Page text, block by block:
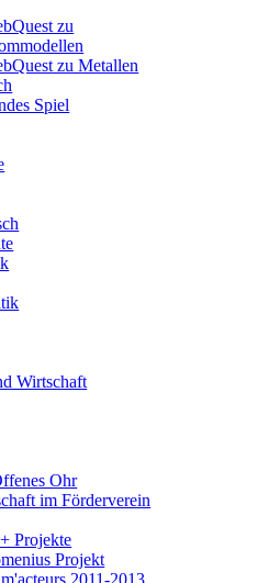
zu
zu Metallen
Spiel
Wirtschaft
Ohr
im Förderverein
Projekte
Projekt
2011-2013